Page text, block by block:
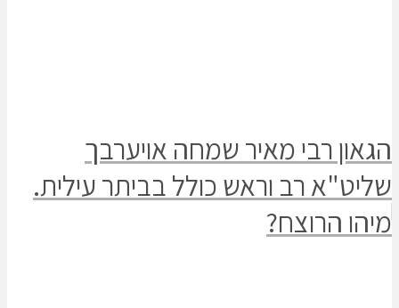
הגאון רבי מאיר שמחה אויערבך
שליט"א רב וראש כולל בביתר עילית.
מיהו הרוצח?